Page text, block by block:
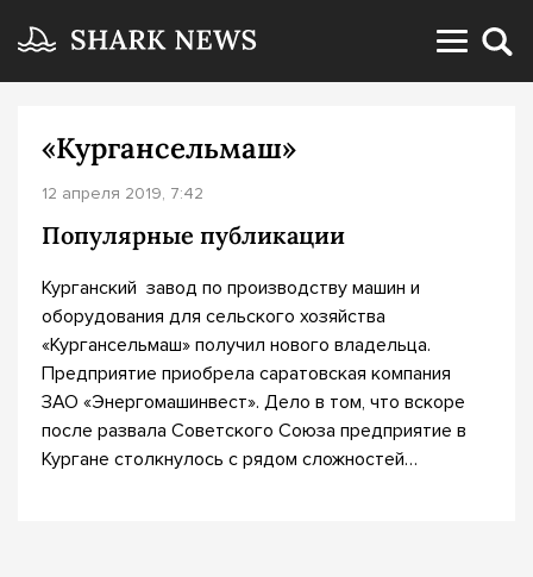
«Кургансельмаш»
12 апреля 2019, 7:42
Популярные публикации
Курганский завод по производству машин и
оборудования для сельского хозяйства
«Кургансельмаш» получил нового владельца.
Предприятие приобрела саратовская компания
ЗАО «Энергомашинвест». Дело в том, что вскоре
после развала Советского Союза предприятие в
Кургане столкнулось с рядом сложностей…